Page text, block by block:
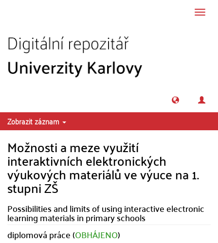
Zobrazit záznam
Možnosti a meze využití
interaktivních elektronických
výukových materiálů ve výuce na 1.
stupni ZŠ
Possibilities and limits of using interactive electronic
learning materials in primary schools
diplomová práce (OBHÁJENO)